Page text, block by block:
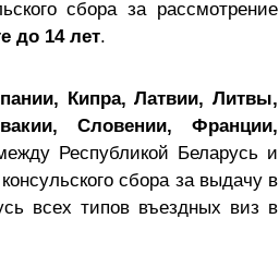
сбора за рассмотрение
до 14 лет.
Кипра, Латвии, Литвы,
Словении, Франции,
Республикой Беларусь и
сбора за выдачу в
всех типов въездных виз в